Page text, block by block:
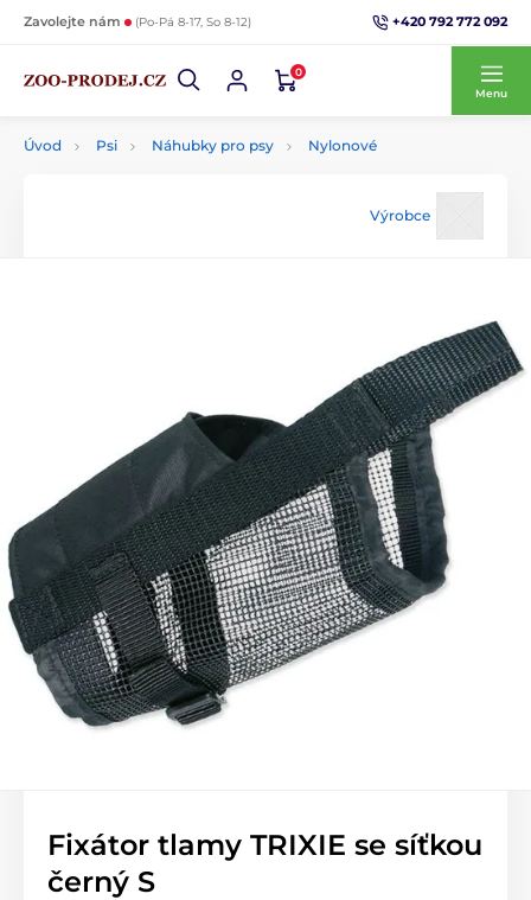
Zavolejte nám (Po-Pá 8-17, So 8-12) +420 792 772 092
0
Menu
Úvod Psi Náhubky pro psy Nylonové
Výrobce
Fixátor tlamy TRIXIE se síťkou
černý S